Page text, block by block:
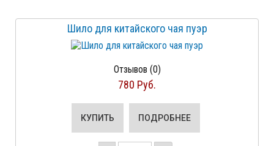
Шило для китайского чая пуэр
Отзывов (0)
780 Руб.
КУПИТЬ ПОДРОБНЕЕ